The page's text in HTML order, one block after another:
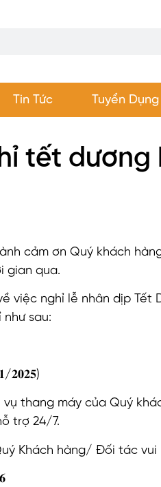
Tin Tức Tuyển Dụng
tết dương
cảm ơn Quý khách
gian qua.
việc nghỉ lễ nhân dịp Tết
sau:
𝟐𝟎𝟐𝟓)
thang máy của Quý
trợ 24/7.
Khách hàng/ Đối tác vui